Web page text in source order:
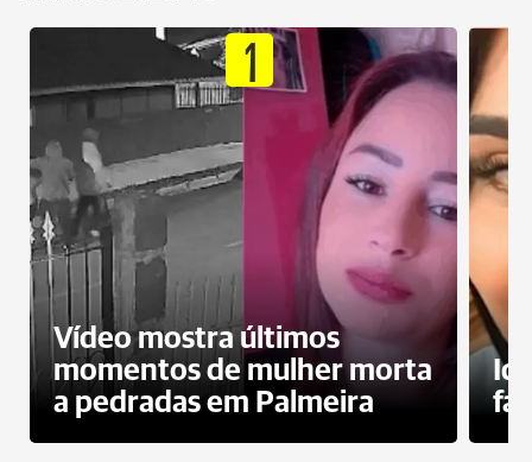
1
Vídeo mostra últimos
momentos de mulher morta
a pedradas em Palmeira